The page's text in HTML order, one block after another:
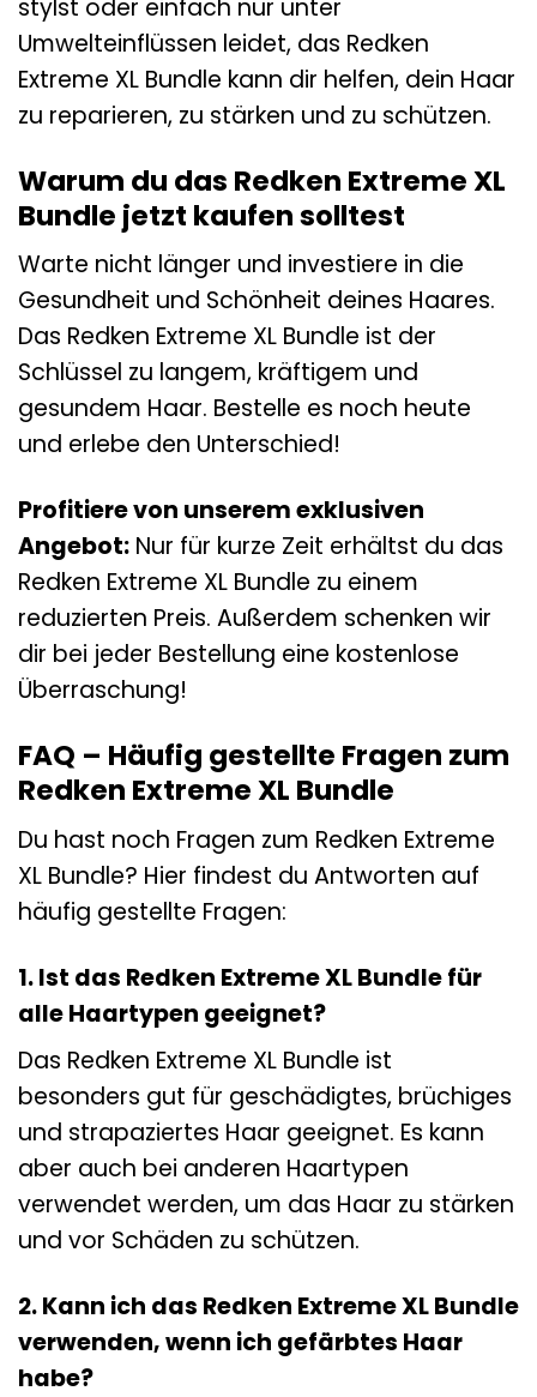
stylst oder einfach nur unter
Umwelteinflüssen leidet, das Redken
Extreme XL Bundle kann dir helfen, dein Haar
zu reparieren, zu stärken und zu schützen.
Warum du das Redken Extreme XL
Bundle jetzt kaufen solltest
Warte nicht länger und investiere in die
Gesundheit und Schönheit deines Haares.
Das Redken Extreme XL Bundle ist der
Schlüssel zu langem, kräftigem und
gesundem Haar. Bestelle es noch heute
und erlebe den Unterschied!
Profitiere von unserem exklusiven
Angebot: Nur für kurze Zeit erhältst du das
Redken Extreme XL Bundle zu einem
reduzierten Preis. Außerdem schenken wir
dir bei jeder Bestellung eine kostenlose
Überraschung!
FAQ – Häufig gestellte Fragen zum
Redken Extreme XL Bundle
Du hast noch Fragen zum Redken Extreme
XL Bundle? Hier findest du Antworten auf
häufig gestellte Fragen:
1. Ist das Redken Extreme XL Bundle für
alle Haartypen geeignet?
Das Redken Extreme XL Bundle ist
besonders gut für geschädigtes, brüchiges
und strapaziertes Haar geeignet. Es kann
aber auch bei anderen Haartypen
verwendet werden, um das Haar zu stärken
und vor Schäden zu schützen.
2. Kann ich das Redken Extreme XL Bundle
verwenden, wenn ich gefärbtes Haar
habe?